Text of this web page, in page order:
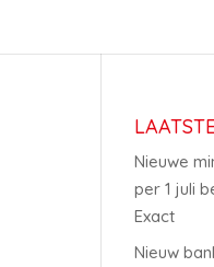
Nieuwe
per 1 juli
Exact
Nieuw